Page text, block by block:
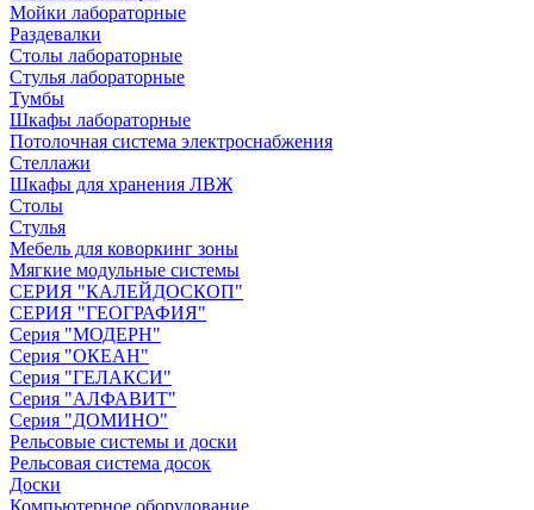
Мойки лабораторные
Раздевалки
Столы лабораторные
Стулья лабораторные
Тумбы
Шкафы лабораторные
Потолочная система электроснабжения
Стеллажи
Шкафы для хранения ЛВЖ
Столы
Стулья
Мебель для коворкинг зоны
Мягкие модульные системы
СЕРИЯ "КАЛЕЙДОСКОП"
СЕРИЯ "ГЕОГРАФИЯ"
Серия "МОДЕРН"
Серия "ОКЕАН"
Серия "ГЕЛАКСИ"
Серия "АЛФАВИТ"
Серия "ДОМИНО"
Рельсовые системы и доски
Рельсовая система досок
Доски
Компьютерное оборудование